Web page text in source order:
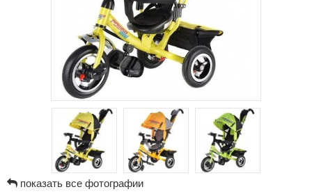
показать все фотографии